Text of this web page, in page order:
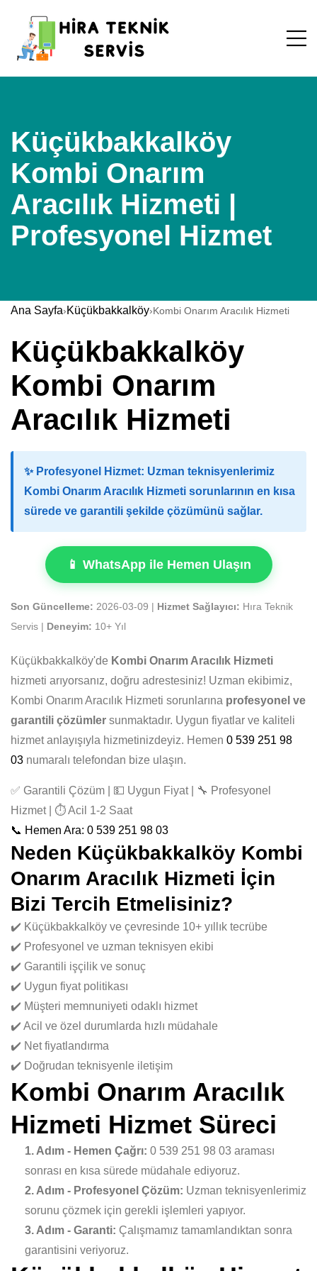
Küçükbakkalköy
Kombi Onarım
Aracılık Hizmeti |
Profesyonel Hizmet
Ana Sayfa›Küçükbakkalköy›Kombi Onarım Aracılık Hizmeti
Küçükbakkalköy
Kombi Onarım
Aracılık Hizmeti
✨ Profesyonel Hizmet: Uzman teknisyenlerimiz
Kombi Onarım Aracılık Hizmeti sorunlarının en kısa
sürede ve garantili şekilde çözümünü sağlar.
📱 WhatsApp ile Hemen Ulaşın
Son Güncelleme: 2026-03-09 | Hizmet Sağlayıcı: Hıra Teknik
Servis |
Deneyim: 10+ Yıl
Küçükbakkalköy'de Kombi Onarım Aracılık Hizmeti
hizmeti arıyorsanız, doğru adrestesiniz! Uzman ekibimiz,
Kombi Onarım Aracılık Hizmeti sorunlarına profesyonel ve
garantili çözümler sunmaktadır. Uygun fiyatlar ve kaliteli
hizmet anlayışıyla hizmetinizdeyiz. Hemen 0 539 251 98
03 numaralı telefondan bize ulaşın.
✅ Garantili Çözüm | 💵 Uygun Fiyat | 🔧 Profesyonel
Hizmet | ⏱️ Acil 1-2 Saat
📞 Hemen Ara: 0 539 251 98 03
Neden Küçükbakkalköy Kombi
Onarım Aracılık Hizmeti İçin
Bizi Tercih Etmelisiniz?
✔️ Küçükbakkalköy ve çevresinde 10+ yıllık tecrübe
✔️ Profesyonel ve uzman teknisyen ekibi
✔️ Garantili işçilik ve sonuç
✔️ Uygun fiyat politikası
✔️ Müşteri memnuniyeti odaklı hizmet
✔️ Acil ve özel durumlarda hızlı müdahale
✔️ Net fiyatlandırma
✔️ Doğrudan teknisyenle iletişim
Kombi Onarım Aracılık
Hizmeti Hizmet Süreci
1. Adım - Hemen Çağrı: 0 539 251 98 03 araması
sonrası en kısa sürede müdahale ediyoruz.
2. Adım - Profesyonel Çözüm: Uzman teknisyenlerimiz
sorunu çözmek için gerekli işlemleri yapıyor.
3. Adım - Garanti: Çalışmamız tamamlandıktan sonra
garantisini veriyoruz.